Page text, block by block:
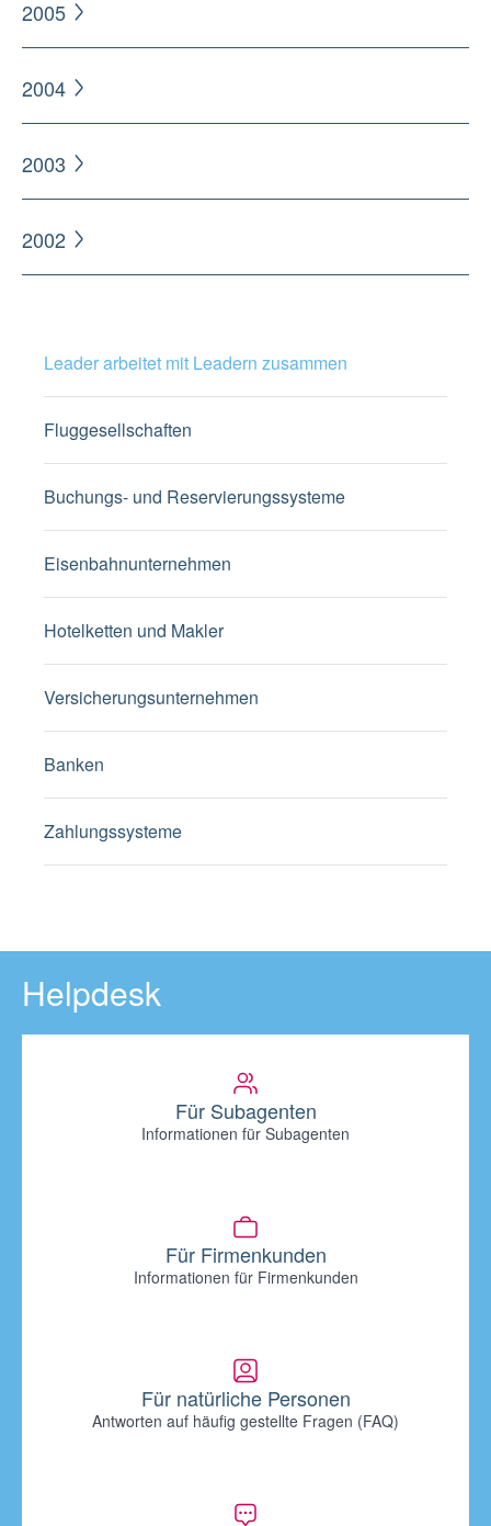
2005
2004
2003
2002
Leader arbeitet mit Leadern zusammen
Fluggesellschaften
Buchungs- und Reservierungssysteme
Eisenbahnunternehmen
Hotelketten und Makler
Versicherungsunternehmen
Banken
Zahlungssysteme
Helpdesk
Für Subagenten
Informationen für Subagenten
Für Firmenkunden
Informationen für Firmenkunden
Für natürliche Personen
Antworten auf häufig gestellte Fragen (FAQ)